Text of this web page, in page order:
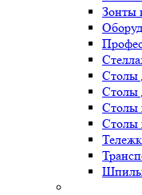
Зонты
Столы
Столы
Столы
Столы